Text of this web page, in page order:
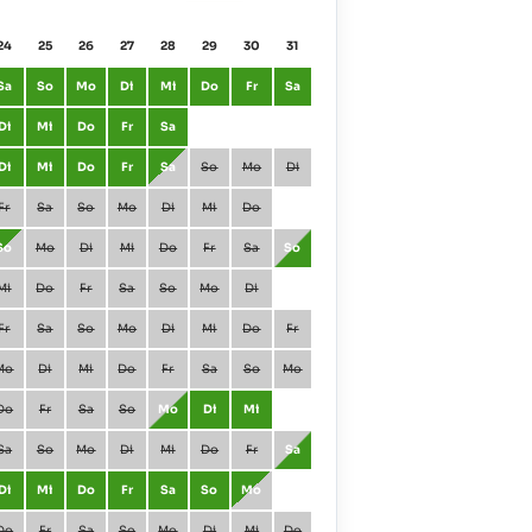
25 26 27 28 29 30 31
So Mo Di Mi Do Fr Sa
Mi Do Fr Sa
Mi Do Fr Sa So Mo Di
Sa So Mo Di Mi Do
Mo Di Mi Do Fr Sa So
Do Fr Sa So Mo Di
Sa So Mo Di Mi Do Fr
Di Mi Do Fr Sa So Mo
Fr Sa So Mo Di Mi
So Mo Di Mi Do Fr Sa
Mi Do Fr Sa So Mo